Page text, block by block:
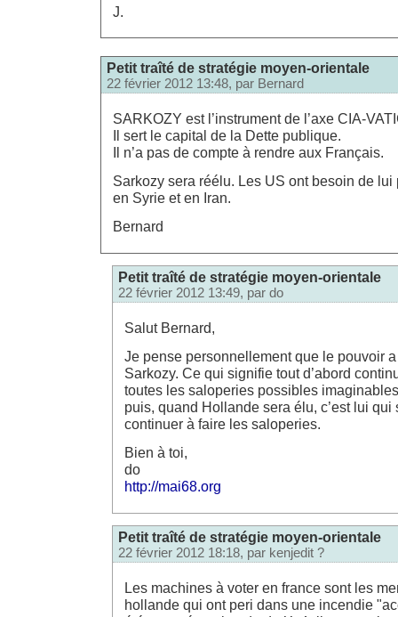
J.
Petit traîté de stratégie moyen-orientale
22 février 2012 13:48, par Bernard
SARKOZY est l’instrument de l’axe CIA-
Il sert le capital de la Dette publique.
Il n’a pas de compte à rendre aux Français.
Sarkozy sera réélu. Les US ont besoin de lui
en Syrie et en Iran.
Bernard
Petit traîté de stratégie moyen-orientale
22 février 2012 13:49, par do
Salut Bernard,
Je pense personnellement que le pouvoir
Sarkozy. Ce qui signifie tout d’abord
toutes les saloperies possibles
puis, quand Hollande sera élu, c’est lui qui
continuer à faire les saloperies.
Bien à toi,
do
http://mai68.org
Petit traîté de stratégie moyen-orientale
22 février 2012 18:18, par kenjedit ?
Les machines à voter en france sont les
hollande qui ont peri dans une incendie